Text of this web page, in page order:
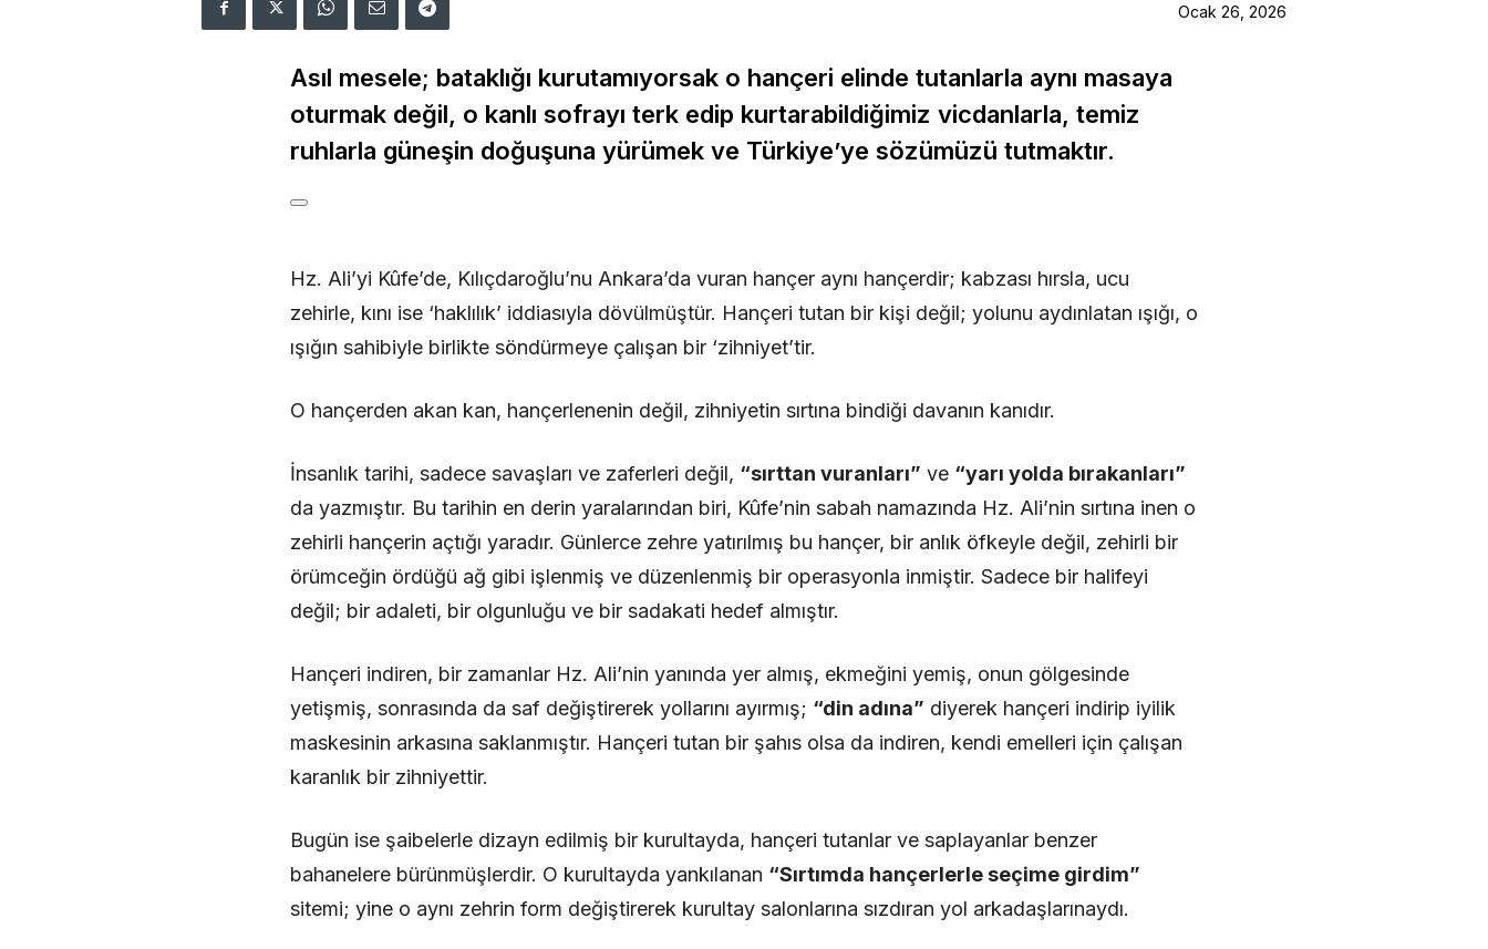
Ocak 26, 2026
Asıl mesele; bataklığı kurutamıyorsak o hançeri elinde tutanlarla aynı masaya
oturmak değil, o kanlı sofrayı terk edip kurtarabildiğimiz vicdanlarla, temiz
ruhlarla güneşin doğuşuna yürümek ve Türkiye’ye sözümüzü tutmaktır.
Hz. Ali’yi Kûfe’de, Kılıçdaroğlu’nu Ankara’da vuran hançer aynı hançerdir; kabzası hırsla, ucu
zehirle, kını ise ‘haklılık’ iddiasıyla dövülmüştür. Hançeri tutan bir kişi değil; yolunu aydınlatan ışığı, o
ışığın sahibiyle birlikte söndürmeye çalışan bir ‘zihniyet’tir.
O hançerden akan kan, hançerlenenin değil, zihniyetin sırtına bindiği davanın kanıdır.
İnsanlık tarihi, sadece savaşları ve zaferleri değil, “sırttan vuranları” ve “yarı yolda bırakanları”
da yazmıştır. Bu tarihin en derin yaralarından biri, Kûfe’nin sabah namazında Hz. Ali’nin sırtına inen o
zehirli hançerin açtığı yaradır. Günlerce zehre yatırılmış bu hançer, bir anlık öfkeyle değil, zehirli bir
örümceğin ördüğü ağ gibi işlenmiş ve düzenlenmiş bir operasyonla inmiştir. Sadece bir halifeyi
değil; bir adaleti, bir olgunluğu ve bir sadakati hedef almıştır.
Hançeri indiren, bir zamanlar Hz. Ali’nin yanında yer almış, ekmeğini yemiş, onun gölgesinde
yetişmiş, sonrasında da saf değiştirerek yollarını ayırmış; “din adına” diyerek hançeri indirip iyilik
maskesinin arkasına saklanmıştır. Hançeri tutan bir şahıs olsa da indiren, kendi emelleri için çalışan
karanlık bir zihniyettir.
Bugün ise şaibelerle dizayn edilmiş bir kurultayda, hançeri tutanlar ve saplayanlar benzer
bahanelere bürünmüşlerdir. O kurultayda yankılanan “Sırtımda hançerlerle seçime girdim”
sitemi; yine o aynı zehrin form değiştirerek kurultay salonlarına sızdıran yol arkadaşlarınaydı.